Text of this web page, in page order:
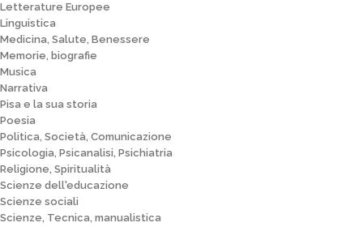
Letterature Europee
Linguistica
Medicina, Salute, Benessere
Memorie, biografie
Musica
Narrativa
Pisa e la sua storia
Poesia
Politica, Società, Comunicazione
Psicologia, Psicanalisi, Psichiatria
Religione, Spiritualità
Scienze dell'educazione
Scienze sociali
Scienze, Tecnica, manualistica